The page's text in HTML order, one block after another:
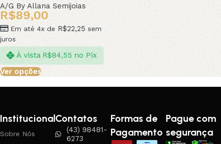
A/G By Allana Semijoias
R$89,00
Em até 4x deR$22,25 sem
juros
À vista R$84,55 no Pix
Ver opções
Institucional
Sobre Nós
Contatos
(43) 98481-
6273
Formas de
Pagamento
Pague com
segurança